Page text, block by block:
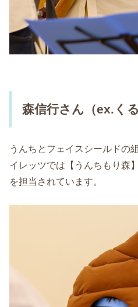
森信行さん（ex.くる
うんちとフェイスシールドの
イレッツでは【うんちもり森
を担当されています。